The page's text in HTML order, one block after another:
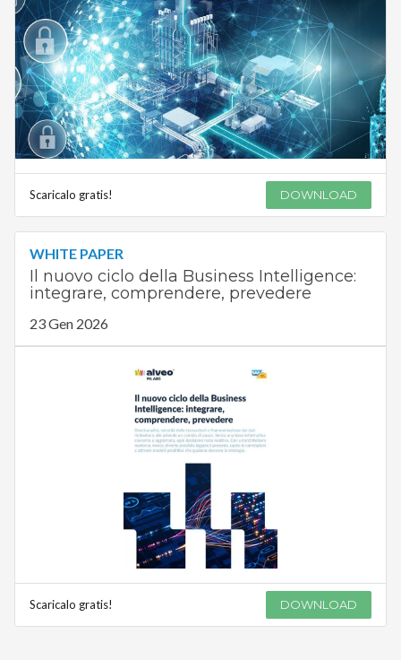
Scaricalo gratis! DOWNLOAD
WHITE PAPER
Il nuovo ciclo della Business Intelligence:
integrare, comprendere, prevedere
23 Gen 2026
Scaricalo gratis! DOWNLOAD